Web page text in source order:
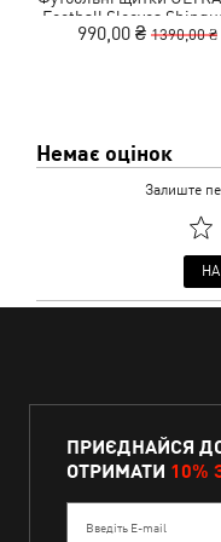
Football Sleeves
990,00 ₴ 1390,00 ₴
Немає оцінок
Залиште
ПРИЄДНАЙСЯ
ОТРИМАТИ 10%
Введіть E-mail